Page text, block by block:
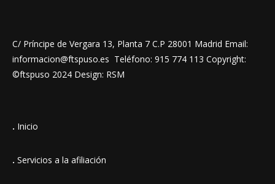
C/ Príncipe de Vergara 13, Planta 7 C.P 28001 Madrid Email:
informacion@ftspuso.es Teléfono: 915 774 113 Copyright:
©ftspuso 2024 Design: RSM
. Inicio
. Servicios a la afiliación